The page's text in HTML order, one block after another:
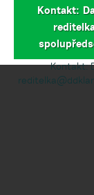
Kontakt:
Kontakt: